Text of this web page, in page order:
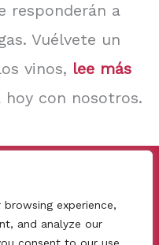
experience,
and analyze our
responderán a
Vuélvete un
vinos, lee más
con nosotros.
vinos Madrid